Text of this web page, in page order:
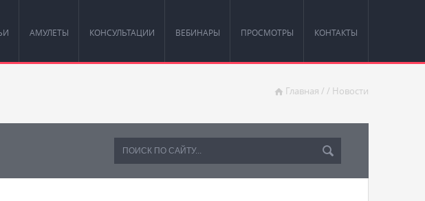
АМУЛЕТЫ КОНСУЛЬТАЦИИ ВЕБИНАРЫ ПРОСМОТРЫ КОНТАКТЫ
Главная / / Новости